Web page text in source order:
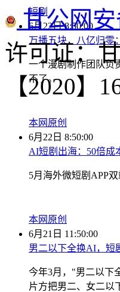
短剧
6月22日 8:50:00
万播五块，八亿归零
一个漫剧制作团队负
不了。
本网原创
6月22日 8:50:00
AI短剧出海：50倍成
5月海外微短剧APP
本网原创
6月21日 11:50:00
男二以下全换AI，短
今年3月，"男二以下
片方把男二、女二
甘公网安
许可证：
【2020】